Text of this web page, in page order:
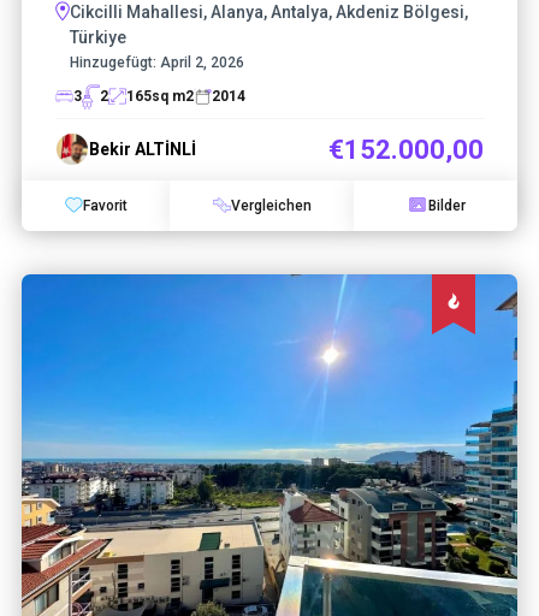
Cikcilli Mahallesi, Alanya, Antalya, Akdeniz Bölgesi,
Türkiye
Hinzugefügt: April 2, 2026
3
2 165sq m2 2014
Bekir ALTİNLİ €152.000,00
Favorit Vergleichen Bilder